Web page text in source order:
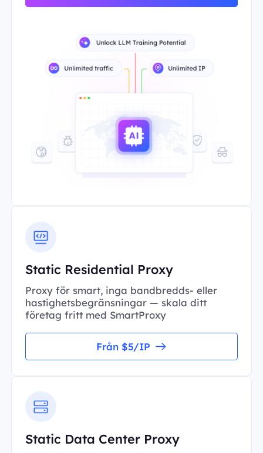
Static Residential Proxy
Proxy för smart, inga bandbredds- eller
hastighetsbegränsningar — skala ditt
företag fritt med SmartProxy
Från $5/IP
Static Data Center Proxy